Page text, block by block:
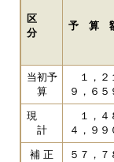
区
分
予 算
当初予
算
１，２
９，６５
現
計
１，４
４，９９
補 正
５７，７